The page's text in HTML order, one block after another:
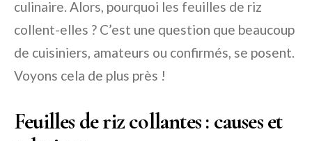
culinaire. Alors, pourquoi les feuilles de riz
collent-elles ? C’est une question que beaucoup
de cuisiniers, amateurs ou confirmés, se posent.
Voyons cela de plus près !
Feuilles de riz collantes : causes et